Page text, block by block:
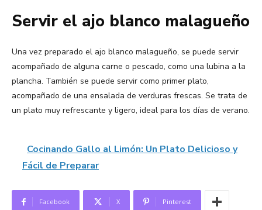
Servir el ajo blanco malagueño
Una vez preparado el ajo blanco malagueño, se puede servir
acompañado de alguna carne o pescado, como una lubina a la
plancha. También se puede servir como primer plato,
acompañado de una ensalada de verduras frescas. Se trata de
un plato muy refrescante y ligero, ideal para los días de verano.
Cocinando Gallo al Limón: Un Plato Delicioso y
Fácil de Preparar
Facebook X Pinterest